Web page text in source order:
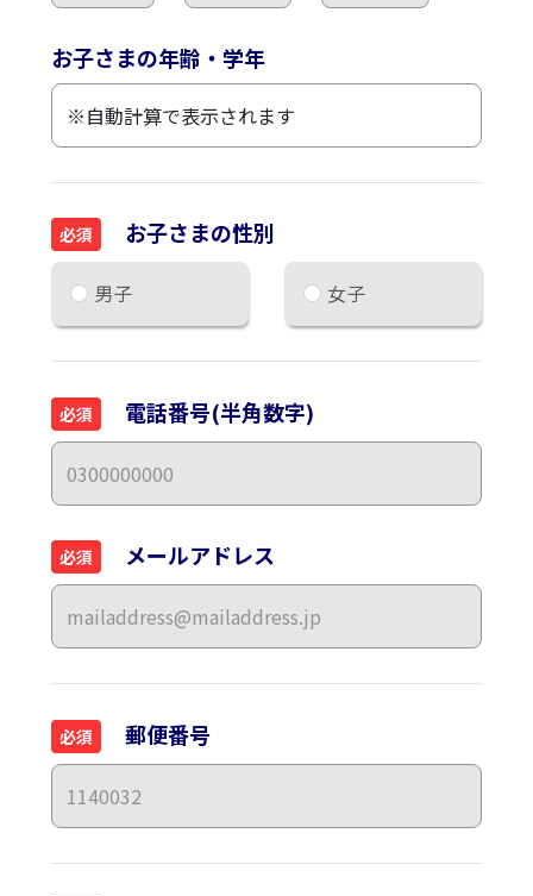
お子さまの年齢・学年
必須 お子さまの性別
男子 女子
必須 電話番号(半角数字)
必須 メールアドレス
必須 郵便番号